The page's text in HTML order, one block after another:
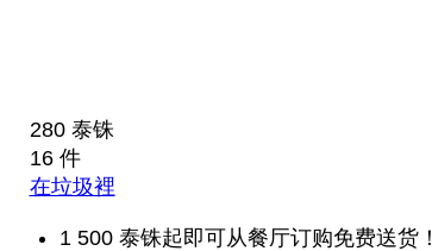
280 泰铢
16 件
在垃圾裡
1 500 泰铢起即可从餐厅订购免费送货！